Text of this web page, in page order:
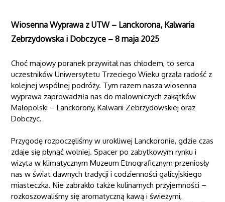
Wiosenna Wyprawa z UTW – Lanckorona, Kalwaria
Zebrzydowska i Dobczyce – 8 maja 2025
Choć majowy poranek przywitał nas chłodem, to serca
uczestników Uniwersytetu Trzeciego Wieku grzała radość z
kolejnej wspólnej podróży. Tym razem nasza wiosenna
wyprawa zaprowadziła nas do malowniczych zakątków
Małopolski – Lanckorony, Kalwarii Zebrzydowskiej oraz
Dobczyc.
Przygodę rozpoczęliśmy w urokliwej Lanckoronie, gdzie czas
zdaje się płynąć wolniej. Spacer po zabytkowym rynku i
wizyta w klimatycznym Muzeum Etnograficznym przeniosły
nas w świat dawnych tradycji i codzienności galicyjskiego
miasteczka. Nie zabrakło także kulinarnych przyjemności –
rozkoszowaliśmy się aromatyczną kawą i świeżymi,